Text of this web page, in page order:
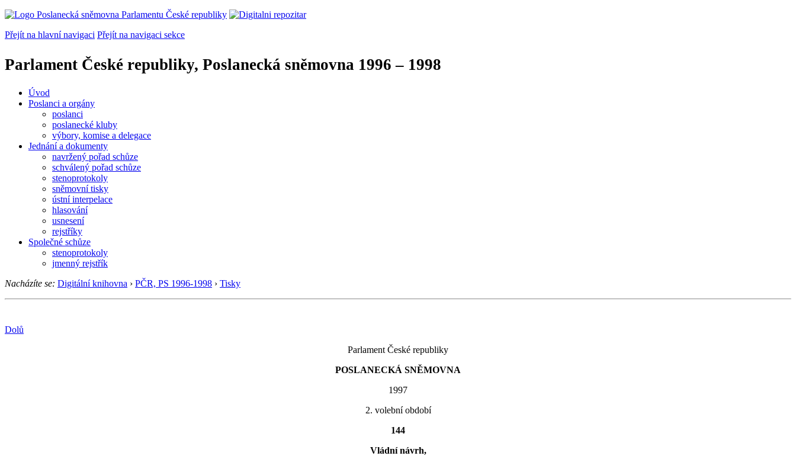
Přejít na hlavní navigaci Přejít na navigaci sekce
Parlament České republiky, Poslanecká sněmovna 1996 – 1998
Úvod
Poslanci a orgány
poslanci
poslanecké kluby
výbory, komise a delegace
Jednání a dokumenty
navržený pořad schůze
schválený pořad schůze
stenoprotokoly
sněmovní tisky
ústní interpelace
hlasování
usnesení
rejstříky
Společné schůze
stenoprotokoly
jmenný rejstřík
Nacházíte se: Digitální knihovna › PČR, PS 1996-1998 › Tisky
Dolů
Parlament České republiky
POSLANECKÁ SNĚMOVNA
1997
2. volební období
144
Vládní návrh,